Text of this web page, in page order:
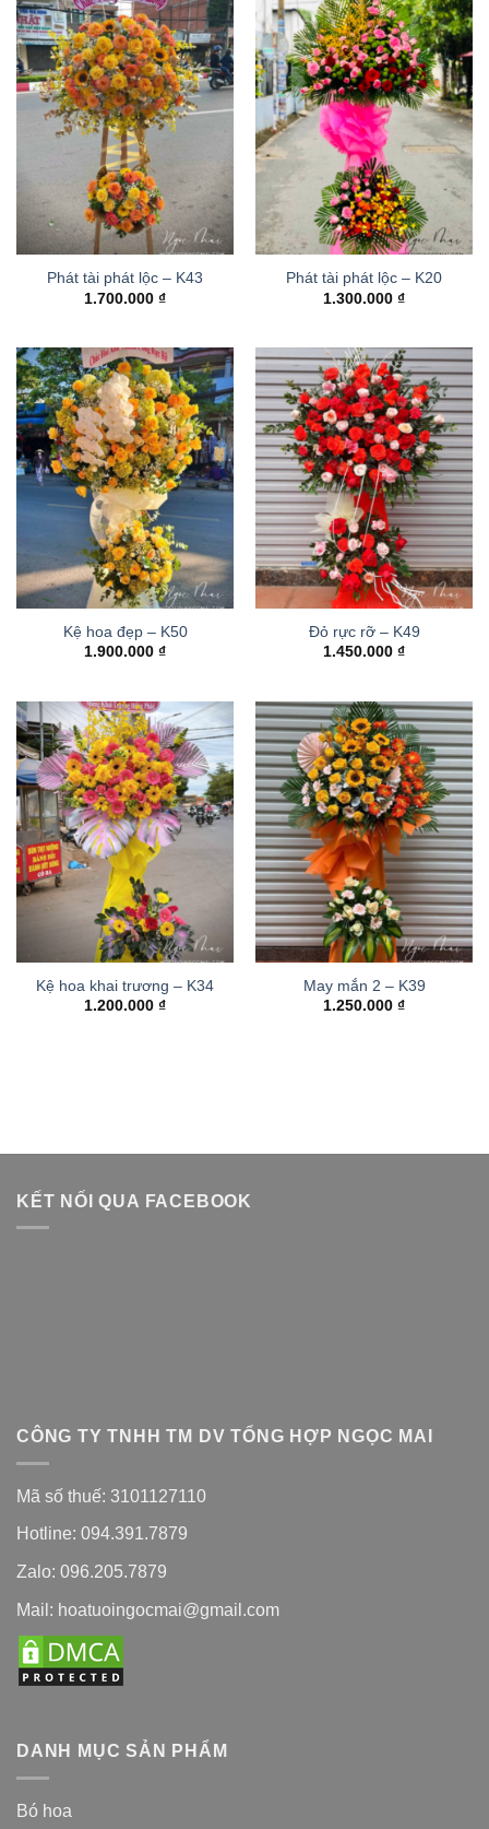
Phát tài phát lộc – K43
1.700.000 ₫
Phát tài phát lộc – K20
1.300.000 ₫
Kệ hoa đẹp – K50
1.900.000 ₫
Đỏ rực rỡ – K49
1.450.000 ₫
Kệ hoa khai trương – K34
1.200.000 ₫
May mắn 2 – K39
1.250.000 ₫
KẾT NỐI QUA FACEBOOK
CÔNG TY TNHH TM DV TỔNG HỢP NGỌC MAI
Mã số thuế: 3101127110
Hotline: 094.391.7879
Zalo: 096.205.7879
Mail: hoatuoingocmai@gmail.com
DANH MỤC SẢN PHẨM
Bó hoa